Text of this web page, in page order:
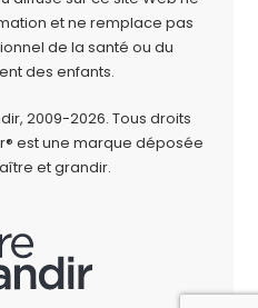
et ne remplace pas
de la santé ou du
des enfants.
2009-2026. Tous droits
est une marque déposée
et grandir.